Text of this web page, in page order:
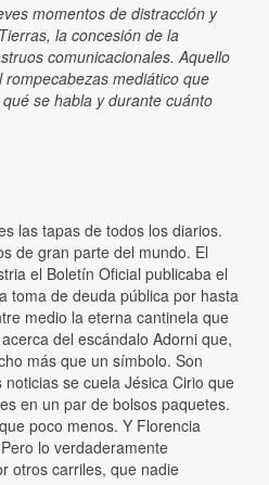
momentos de distracción y
la concesión de la
comunicacionales. Aquello
mediático que
se habla y durante cuánto
las tapas de todos los diarios.
de gran parte del mundo. El
el Boletín Oficial publicaba el
toma de deuda pública por hasta
medio la eterna cantinela que
del escándalo Adorni que,
más que un símbolo. Son
se cuela Jésica Cirio que
en un par de bolsos paquetes.
poco menos. Y Florencia
lo verdaderamente
otros carriles, que nadie